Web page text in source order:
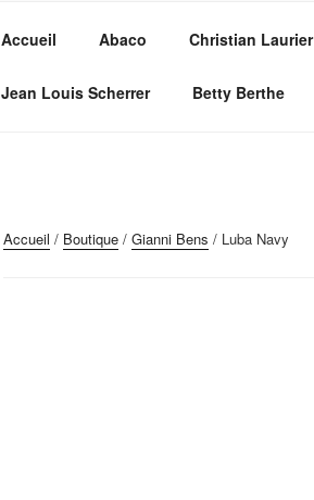
MVC GROUPE
Maroquinerie – Valises – Chaussures
Accueil Abaco Christian Laurier
Jean Louis Scherrer Betty Berthe
Accueil / Boutique / Gianni Bens / Luba Navy